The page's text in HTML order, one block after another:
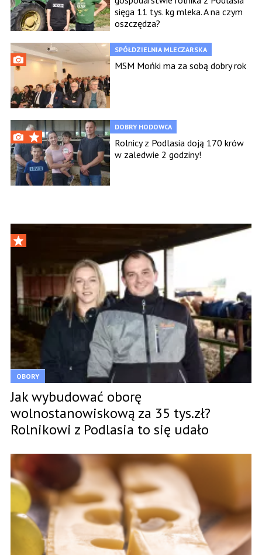
sięga 11 tys. kg mleka. A na czym
oszczędza?
SPÓŁDZIELNIA MLECZARSKA
MSM Mońki ma za sobą dobry rok
DOBRY HODOWCA
Rolnicy z Podlasia doją 170 krów
w zaledwie 2 godziny!
OBORY
Jak wybudować oborę
wolnostanowiskową za 35 tys.zł?
Rolnikowi z Podlasia to się udało